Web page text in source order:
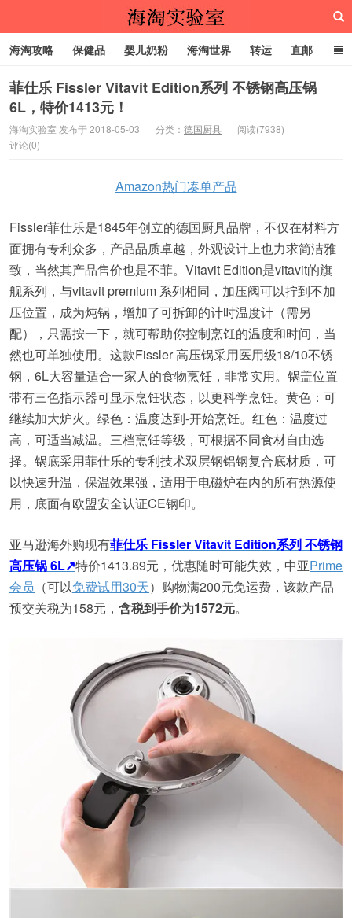
海淘实验室
海淘攻略 保健品 婴儿奶粉 海淘世界 转运 直邮
代购服务
菲仕乐 Fissler Vitavit Edition系列 不锈钢高压锅
6L，特价1413元！
海淘实验室 发布于 2018-05-03 分类： 德国厨具
阅读(7938)
评论(0)
Amazon热门凑单产品
Fissler菲仕乐是1845年创立的德国厨具品牌，不仅在材料方
面拥有专利众多，产品品质卓越，外观设计上也力求简洁雅
致，当然其产品售价也是不菲。Vitavit Edition是vitavit的旗
舰系列，与vitavit premium 系列相同，加压阀可以拧到不加
压位置，成为炖锅，增加了可拆卸的计时温度计（需另
配），只需按一下，就可帮助你控制烹饪的温度和时间，当
然也可单独使用。这款Fissler 高压锅采用医用级18/10不锈
钢，6L大容量适合一家人的食物烹饪，非常实用。锅盖位置
带有三色指示器可显示烹饪状态，以更科学烹饪。黄色：可
继续加大炉火。绿色：温度达到-开始烹饪。红色：温度过
高，可适当减温。三档烹饪等级，可根据不同食材自由选
择。锅底采用菲仕乐的专利技术双层钢铝钢复合底材质，可
以快速升温，保温效果强，适用于电磁炉在内的所有热源使
用，底面有欧盟安全认证CE钢印。
亚马逊海外购现有菲仕乐 Fissler Vitavit Edition系列 不锈钢
高压锅 6L↗特价1413.89元，优惠随时可能失效，中亚Prime
会员 （可以免费试用30天）购物满200元免运费，该款产品
预交关税为158元， 含税到手价为1572元。